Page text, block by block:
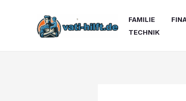
FAMILIE
TECHNIK